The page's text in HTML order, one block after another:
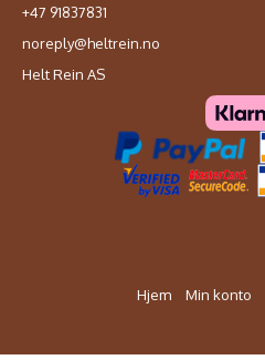
+47 91837831
noreply@heltrein.no
Helt Rein AS
Hjem Min konto